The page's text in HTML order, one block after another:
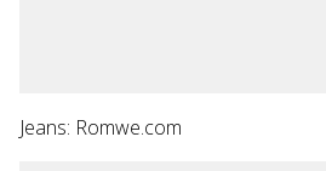
Jeans: Romwe.com